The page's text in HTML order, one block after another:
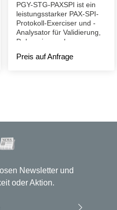
PGY-STG-PAXSPI ist ein
leistungsstarker PAX-SPI-
Protokoll-Exerciser und -
Analysator für Validierung,
Debugging und
Preis auf Anfrage
Newsletter und
oder Aktion.